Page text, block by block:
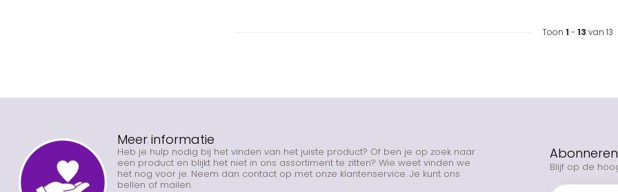
Toon 1 - 13 van 13
Meer informatie
Heb je hulp nodig bij het vinden van het juiste product? Of ben je op zoek naar
een product en blijkt het niet in ons assortiment te zitten? Wie weet vinden we
het nog voor je. Neem dan contact op met onze klantenservice. Je kunt ons
bellen of mailen.
Blijf op de